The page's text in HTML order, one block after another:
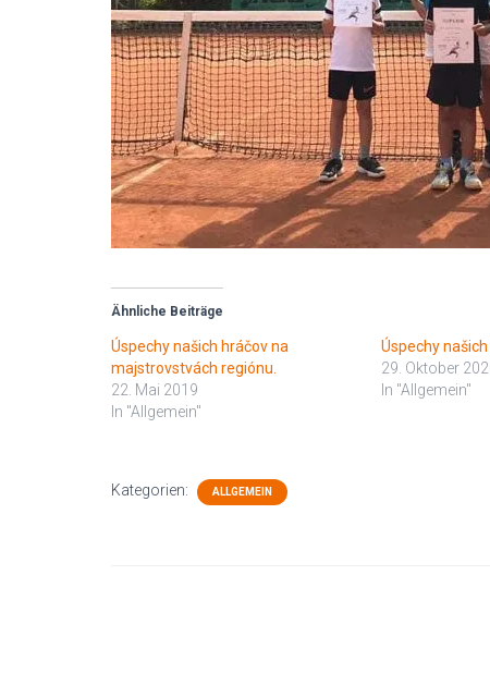
Ähnliche Beiträge
Úspechy našich hráčov na
majstrovstvách regiónu.
22. Mai 2019
In "Allgemein"
Úspechy
29. Oktober
In "Allgemein"
Kategorien: ALLGEMEIN